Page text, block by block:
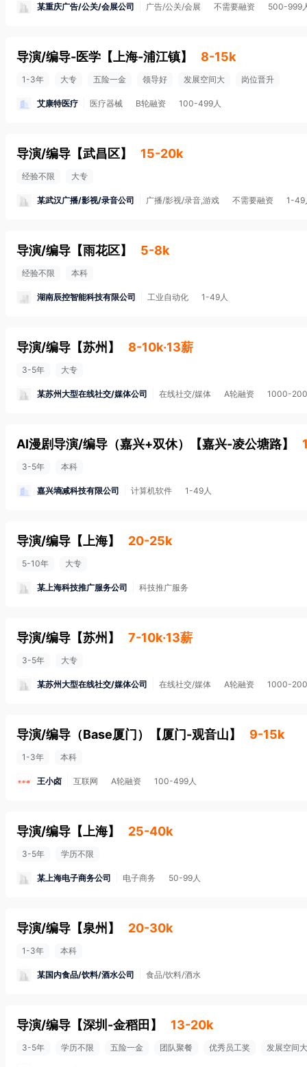
某重庆广告/公关/会展公司 广告/公关/会展 不需要融资 500-999
导演/编导-医学 【 上海-浦江镇】 8-15k
1-3年 大专 五险一金 领导好 发展空间大 岗位晋升
艾康特医疗 医疗器械 B轮融资 100-499人
导演/编导 【武昌区】 15-20k
经验不限 大专
某武汉广播/影视/录音公司 广播/影视/录音,游戏 不需要融资 1-49
导演/编导 【雨花区】 5-8k
经验不限 本科
湖南辰控智能科技有限公司 工业自动化 1-49人
导演/编导 【苏州 】 8-10k·13薪
3-5年 大专
某苏州大型在线社交/媒体公司 在线社交/媒体 A轮融资 1000-
AI漫剧导演/编导（嘉兴+双休） 【嘉兴-凌公塘路】
3-5年 本科
嘉兴墒减科技有限公司 计算机软件 1-49人
导演/编导 【 上海】 20-25k
5-10年 大专
某上海科技推广服务公司 科技推广服务
导演/编导 【苏州 】 7-10k·13薪
3-5年 大专
某苏州大型在线社交/媒体公司 在线社交/媒体 A轮融资 1000-
导演/编导（Base厦门） 【厦门-观音山】 9-15k
1-3年 本科
王小卤 互联网 A轮融资 100-499人
导演/编导 【 上海】 25-40k
3-5年 学历不限
某上海电子商务公司 电子商务 50-99人
导演/编导 【泉州 】 20-30k
1-3年 本科
某国内食品/饮料/酒水公司 食品/饮料/酒水
导演/编导 【深圳-金稻田 】 13-20k
3-5年 学历不限 五险一金 团队聚餐 优秀员工奖 发展空间大